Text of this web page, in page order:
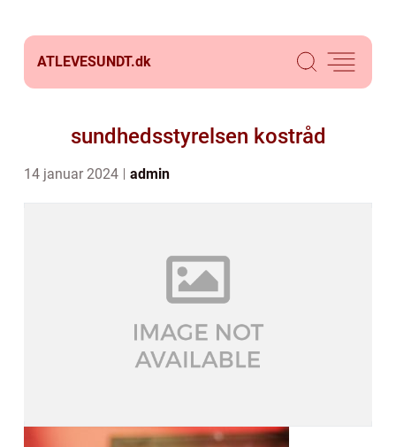
ATLEVESUNDT.dk
sundhedsstyrelsen kostråd
14 januar 2024 admin